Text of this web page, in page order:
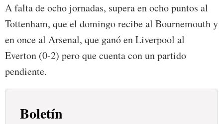
A falta de ocho jornadas, supera en ocho puntos al
Tottenham, que el domingo recibe al Bournemouth y
en once al Arsenal, que ganó en Liverpool al
Everton (0-2) pero que cuenta con un partido
pendiente.
Boletín